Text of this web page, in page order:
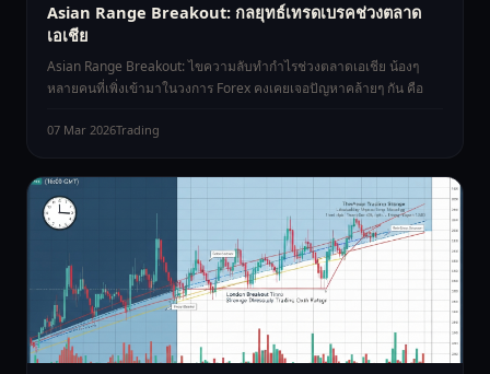
Asian Range Breakout: กลยุทธ์เทรดเบรคช่วงตลาด
เอเชีย
Asian Range Breakout: ไขความลับทำกำไรช่วงตลาดเอเชีย น้องๆ
หลายคนที่เพิ่งเข้ามาในวงการ Forex คงเคยเจอปัญหาคล้ายๆ กัน คือ
07 Mar 2026Trading